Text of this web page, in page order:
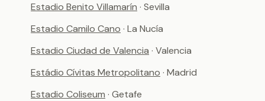
Estadio Benito Villamarín · Sevilla
Estadio Camilo Cano · La Nucía
Estadio Ciudad de Valencia · Valencia
Estádio Cívitas Metropolitano · Madrid
Estadio Coliseum · Getafe